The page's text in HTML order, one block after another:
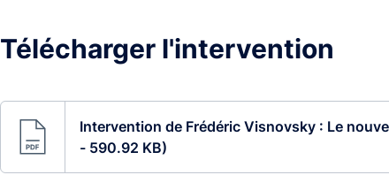
Télécharger l'intervention
Intervention de Frédéric Visnovsky : Le
- 590.92 KB)